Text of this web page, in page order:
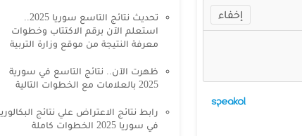
تحديث نتائج التاسع سوريا 2025..
استعلم الآن برقم الاكتتاب وخطوات
معرفة النتيجة من موقع وزارة التربية
ظهرت الآن.. نتائج التاسع في سورية
2025 بالعلامات مع الخطوات التالية
رابط نتائج الاعتراض علي نتائج
في سوريا 2025 الخطوات كاملة